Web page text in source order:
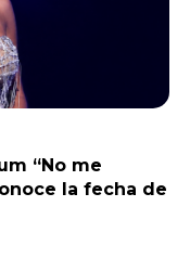
“No me
la fecha de